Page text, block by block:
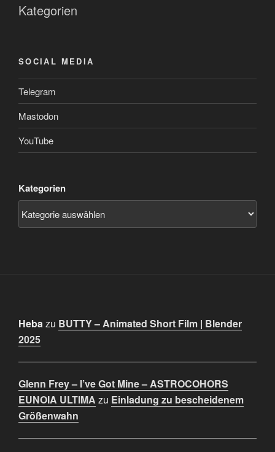
Kategorien
SOCIAL MEDIA
Telegram
Mastodon
YouTube
Kategorien
Hebazu BUTTY – Animated Short Film | Blender
2025
Glenn Frey – I’ve Got Mine – ASTROCOHORS
EUNOIA ULTIMA zu Einladung zu bescheidenem
Größenwahn